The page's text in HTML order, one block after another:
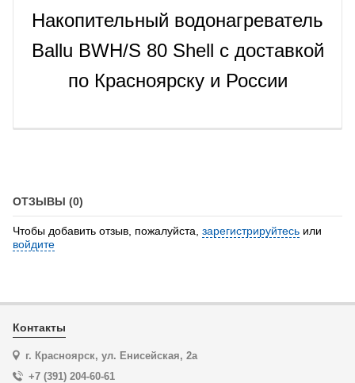
Накопительный водонагреватель
Ballu BWH/S 80 Shell с доставкой
по Красноярску и России
ОТЗЫВЫ (0)
Чтобы добавить отзыв, пожалуйста, зарегистрируйтесь или
войдите
Контакты
г. Красноярск, ул. Енисейская, 2а
+7 (391) 204-60-61